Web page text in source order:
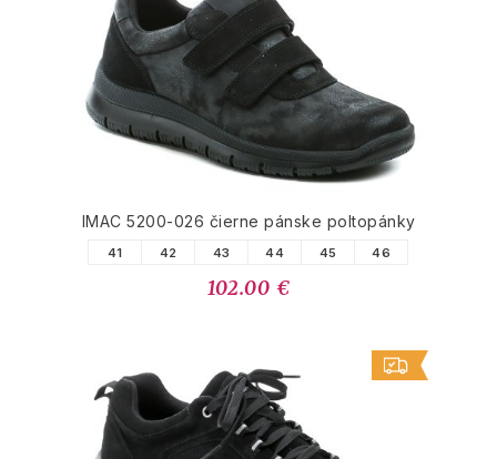
IMAC 5200-026 čierne pánske poltopánky
41 42 43 44 45 46
102.00 €